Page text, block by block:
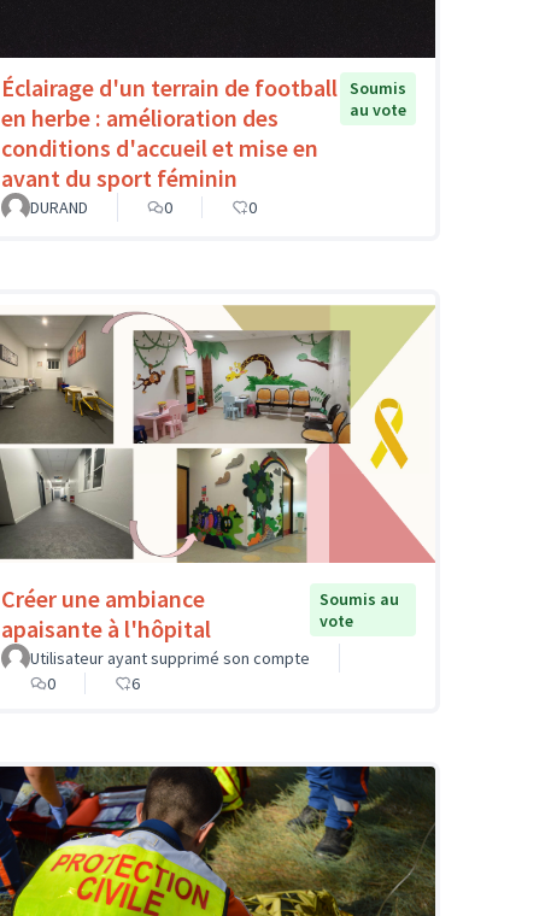
Éclairage d'un terrain de football
en herbe : amélioration des
conditions d'accueil et mise en
avant du sport féminin
Soumis
au vote
DURAND 0 0
Créer une ambiance
apaisante à l'hôpital
Soumis au
vote
Utilisateur ayant supprimé son compte
0
6